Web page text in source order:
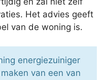
Het advies geeft
van de woning is.
energiezuiniger
van een van